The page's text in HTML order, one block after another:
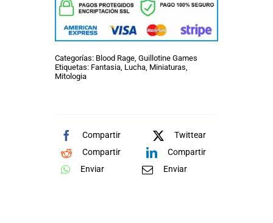
Categorías: Blood Rage Guillotine Games
Etiquetas: Fantasia Lucha Miniaturas
Mitologia
Compartir
Twittear
Compartir
Compartir
Enviar
Enviar